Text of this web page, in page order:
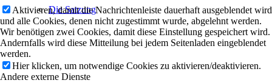
Die Satzung
Aktivieren, damit die Nachrichtenleiste dauerhaft ausgeblendet wird
und alle Cookies, denen nicht zugestimmt wurde, abgelehnt werden.
Wir benötigen zwei Cookies, damit diese Einstellung gespeichert wird.
Andernfalls wird diese Mitteilung bei jedem Seitenladen eingeblendet
werden.
Hier klicken, um notwendige Cookies zu aktivieren/deaktivieren.
Andere externe Dienste